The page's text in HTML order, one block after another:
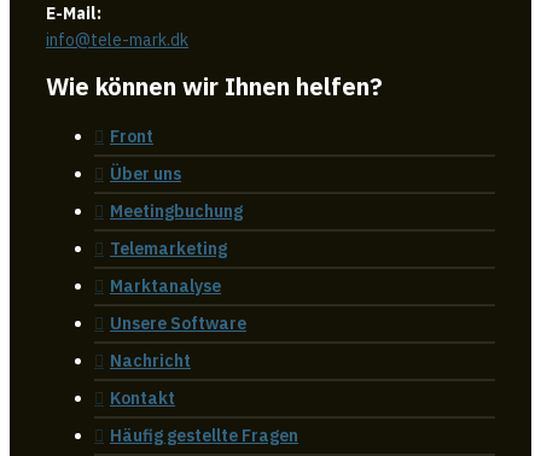
E-Mail:
info@tele-mark.dk
Wie können wir Ihnen helfen?
Front
Über uns
Meetingbuchung
Telemarketing
Marktanalyse
Unsere Software
Nachricht
Kontakt
Häufig gestellte Fragen